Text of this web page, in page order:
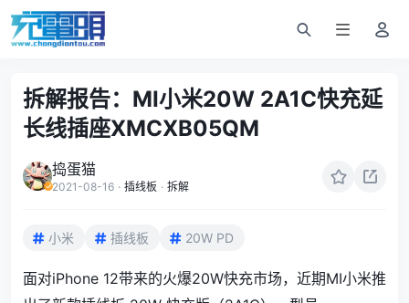
拆解报告：MI小米20W 2A1C快充延
长线插座XMCXB05QM
捣蛋猫
2021-08-16 · 插线板 · 拆解
小米 插线板 20W PD
面对iPhone 12带来的火爆20W快充市场，近期MI小米推